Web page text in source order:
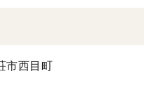
市西目町